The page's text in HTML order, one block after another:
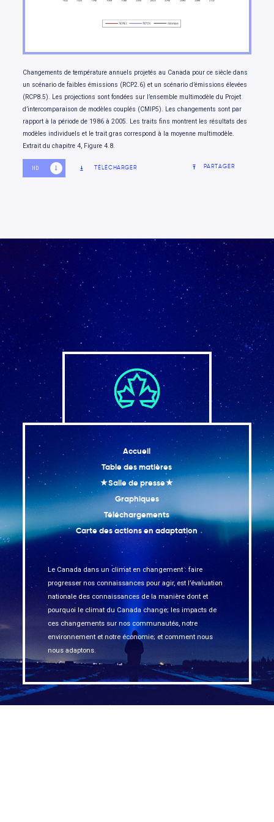
Changements de température annuels projetés au Canada pour ce siècle dans
un scénario de faibles émissions (RCP2.6) et un scénario d’émissions élevées
(RCP8.5). Les projections sont fondées sur l’ensemble multimodèle du Projet
d’intercomparaison de modèles couplés (CMIP5). Les changements sont par
rapport à la période de 1986 à 2005. Les traits fins montrent les résultats des
modèles individuels et le trait gras correspond à la moyenne multimodèle.
Extrait du chapitre 4, Figure 4.8.
HD SD TÉLÉCHARGER PARTAGER
Accueil
Table des matières
★Salle de presse★
Graphiques
Téléchargements
Carte des actions en adaptation
Le Canada dans un climat en changement : faire
progresser nos connaissances pour agir, est l’évaluation
nationale des connaissances de la manière dont et
pourquoi le climat du Canada change; les impacts de
ces changements sur nos communautés, notre
environnement et notre économie; et comment nous
nous adaptons.